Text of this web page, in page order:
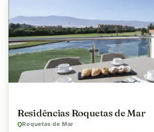
Residências Roquetas de Mar
Roquetas de Mar